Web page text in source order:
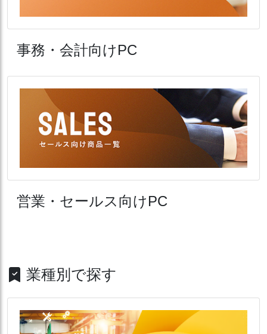
事務・会計向けPC
営業・セールス向けPC
業種別で探す